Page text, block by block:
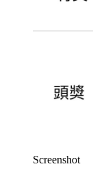
Screenshot